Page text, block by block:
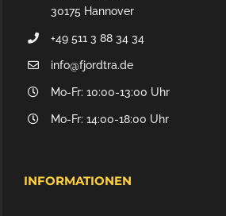
30175 Hannover
+49 511 3 88 34 34
info@fjordtra.de
Mo-Fr: 10:00-13:00 Uhr
Mo-Fr: 14:00-18:00 Uhr
INFORMATIONEN